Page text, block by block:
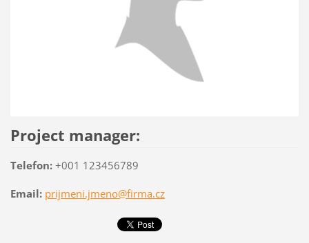
Project manager:
Telefon:+001 123456789
Email: prijmeni.jmeno@firma.cz